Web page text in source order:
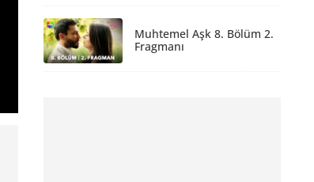
Muhtemel Aşk 8. Bölüm 2.
Fragmanı